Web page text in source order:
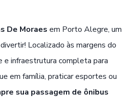
De Moraes em Porto Alegre, um
Localizado às margens do
e infraestrutura completa para
em família, praticar esportes ou
sua passagem de ônibus